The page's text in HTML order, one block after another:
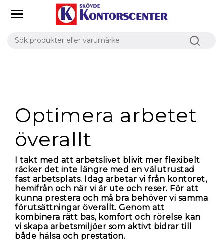
Optimera arbetet
överallt
I takt med att arbetslivet blivit mer flexibelt
räcker det inte längre med en välutrustad
fast arbetsplats. Idag arbetar vi från kontoret,
hemifrån och när vi är ute och reser. För att
kunna prestera och må bra behöver vi samma
förutsättningar överallt. Genom att
kombinera rätt bas, komfort och rörelse kan
vi skapa arbetsmiljöer som aktivt bidrar till
både hälsa och prestation.